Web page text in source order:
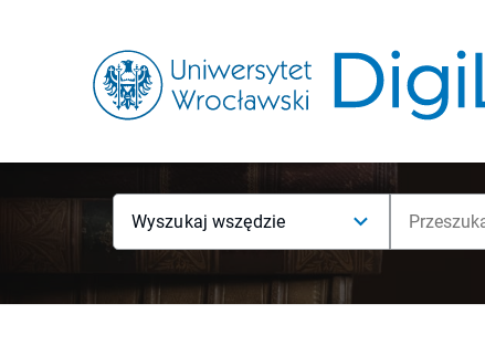
Wyszukaj wszędzie